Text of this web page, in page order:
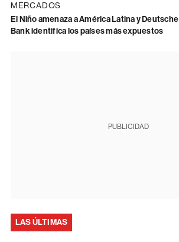
MERCADOS
El Niño amenaza a América Latina y Deutsche
Bank identifica los países más expuestos
PUBLICIDAD
LAS ÚLTIMAS